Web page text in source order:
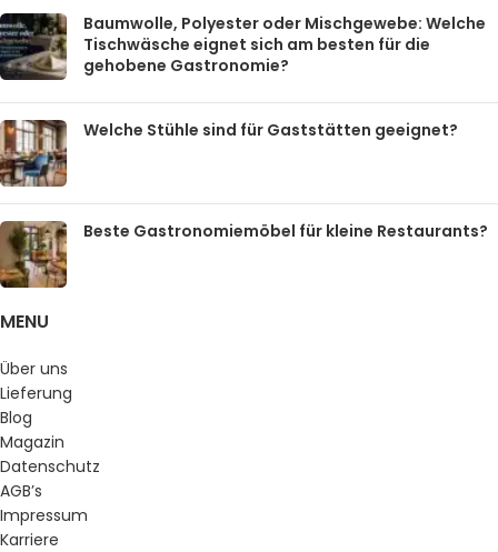
Baumwolle, Polyester oder Mischgewebe: Welche
Tischwäsche eignet sich am besten für die
gehobene Gastronomie?
Welche Stühle sind für Gaststätten geeignet?
Beste Gastronomiemöbel für kleine Restaurants?
MENU
Über uns
Lieferung
Blog
Magazin
Datenschutz
AGB’s
Impressum
Karriere